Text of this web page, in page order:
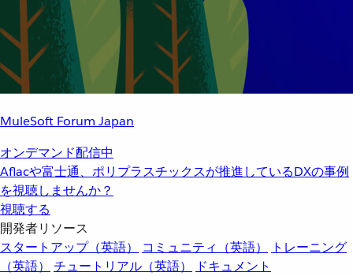
MuleSoft Forum Japan
オンデマンド配信中
Aflacや富士通、ポリプラスチックスが推進しているDXの事例
を視聴しませんか？
視聴する
開発者リソース
スタートアップ（英語）
コミュニティ（英語）
トレーニング
（英語）
チュートリアル（英語）
ドキュメント